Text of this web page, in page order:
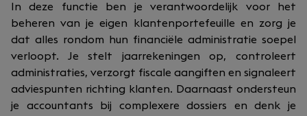
In deze functie ben je verantwoordelijk voor het
beheren van je eigen klantenportefeuille en zorg je
dat alles rondom hun financiële administratie soepel
verloopt. Je stelt jaarrekeningen op, controleert
administraties, verzorgt fiscale aangiften en signaleert
adviespunten richting klanten. Daarnaast ondersteun
je accountants bij complexere dossiers en denk je